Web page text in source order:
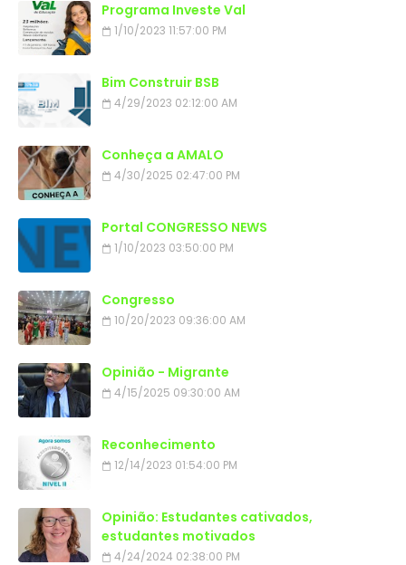
Programa Investe Val
1/10/2023 11:57:00 PM
Bim Construir BSB
4/29/2023 02:12:00 AM
Conheça a AMALO
4/30/2025 02:47:00 PM
Portal CONGRESSO NEWS
1/10/2023 03:50:00 PM
Congresso
10/20/2023 09:36:00 AM
Opinião - Migrante
4/15/2025 09:30:00 AM
Reconhecimento
12/14/2023 01:54:00 PM
Opinião: Estudantes cativados,
estudantes motivados
4/24/2024 02:38:00 PM